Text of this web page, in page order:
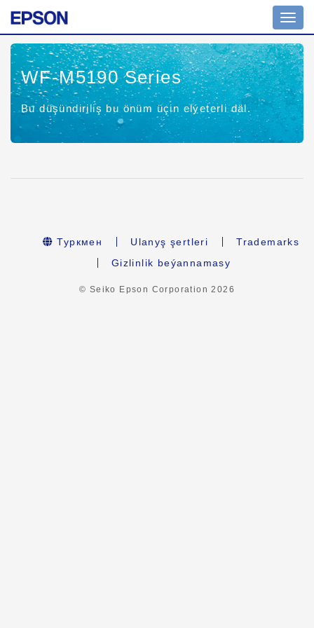
geçir
WF-M5190 Series
Bu düşündiriliş bu önüm üçin elýeterli däl.
Туркмен Ulanyş şertleri
Trademarks
Gizlinlik beýannamasy
© Seiko Epson Corporation2026